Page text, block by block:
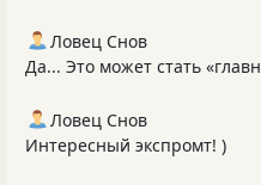
Ловец Снов
Да... Это может стать
Ловец Снов
Интересный экспромт! )